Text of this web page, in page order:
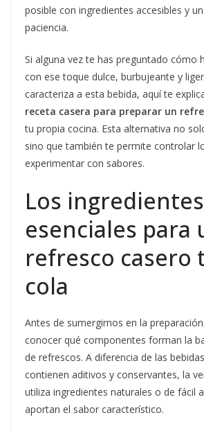
posible con ingredientes accesibles y
paciencia.
Si alguna vez te has preguntado cómo
con ese toque dulce, burbujeante y
caracteriza a esta bebida, aquí te
receta casera para preparar un
tu propia cocina. Esta alternativa no
sino que también te permite controlar
experimentar con sabores.
Los ingredientes
esenciales para
refresco casero
cola
Antes de sumergirnos en la
conocer qué componentes forman la
de refrescos. A diferencia de las
contienen aditivos y conservantes, la
utiliza ingredientes naturales o de fácil
aportan el sabor característico.